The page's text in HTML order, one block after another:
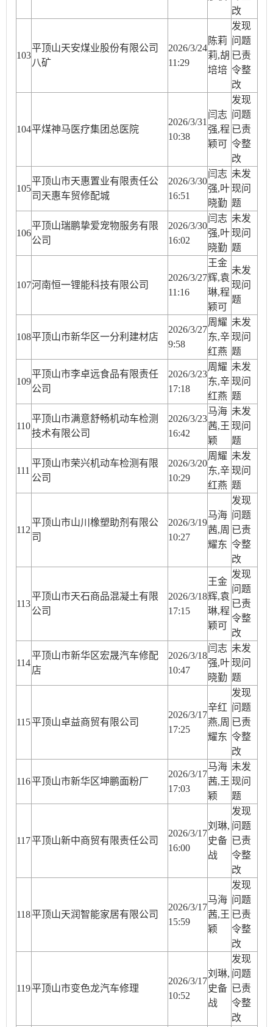
改
103
平顶山天安煤业股份有限公司
八矿
2026/3/24
11:29
陈莉
莉,胡
培培
发现
问题
已责
令整
改
104平煤神马医疗集团总医院
2026/3/31
10:38
闫志
强,程
颖可
发现
问题
已责
令整
改
105
平顶山市天惠置业有限责任公
司天惠车贸修配城
2026/3/30
16:51
闫志
强,叶
晓勤
未发
现问
题
106
平顶山瑞鹏挚爱宠物服务有限
公司
2026/3/30
16:02
闫志
强,叶
晓勤
未发
现问
题
107河南恒一锂能科技有限公司
2026/3/27
11:16
王金
辉,袁
琳,程
颖可
未发
现问
题
108平顶山市新华区一分利建材店
2026/3/27
9:58
周耀
东,辛
红燕
未发
现问
题
109
平顶山市李卓远食品有限责任
公司
2026/3/23
17:18
周耀
东,辛
红燕
未发
现问
题
110
平顶山市满意舒畅机动车检测
技术有限公司
2026/3/23
16:42
马海
茜,王
颖
未发
现问
题
111
平顶山市荣兴机动车检测有限
公司
2026/3/20
10:29
周耀
东,辛
红燕
未发
现问
题
11 2
平顶山市山川橡塑助剂有限公
司
2026/3/19
10:27
马海
茜,周
耀东
发现
问题
已责
令整
改
113
平顶山市天石商品混凝土有限
公司
2026/3/18
17:15
王金
辉,袁
琳,程
颖可
发现
问题
已责
令整
改
114
平顶山市新华区宏晟汽车修配
店
2026/3/18
10:47
闫志
强,叶
晓勤
未发
现问
题
11 5平顶山卓益商贸有限公司
2026/3/17
17:25
辛红
燕,周
耀东
发现
问题
已责
令整
改
116平顶山市新华区坤鹏面粉厂
2026/3/17
17:03
马海
茜,王
颖
未发
现问
题
11 7平顶山新中商贸有限责任公司
2026/3/17
16:00
刘琳,
史备
战
发现
问题
已责
令整
改
118平顶山天润智能家居有限公司
2026/3/17
15:59
马海
茜,王
颖
发现
问题
已责
令整
改
119平顶山市变色龙汽车修理
2026/3/17
10:52
刘琳,
史备
战
发现
问题
已责
令整
改